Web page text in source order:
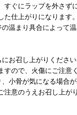
ぐにラップを外さず
仕上がりになります。
温まり具合によって
お召し上がりくださ
すので、火傷にご注意
小骨が気になる場合
注意のうえお召し上が